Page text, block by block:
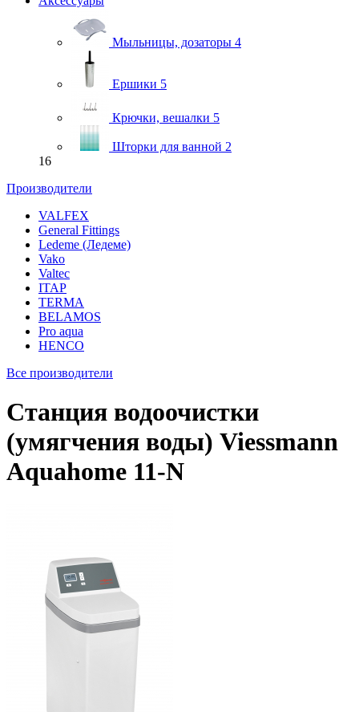
Мыльницы, дозаторы 4
Ершики 5
Крючки, вешалки 5
Шторки для ванной 2
16
Производители
VALFEX
General Fittings
Ledeme (Ледеме)
Vako
Valtec
ITAP
TERMA
BELAMOS
Pro aqua
HENCO
Все производители
Станция водоочистки
(умягчения воды) Viessmann
Aquahome 11‑N